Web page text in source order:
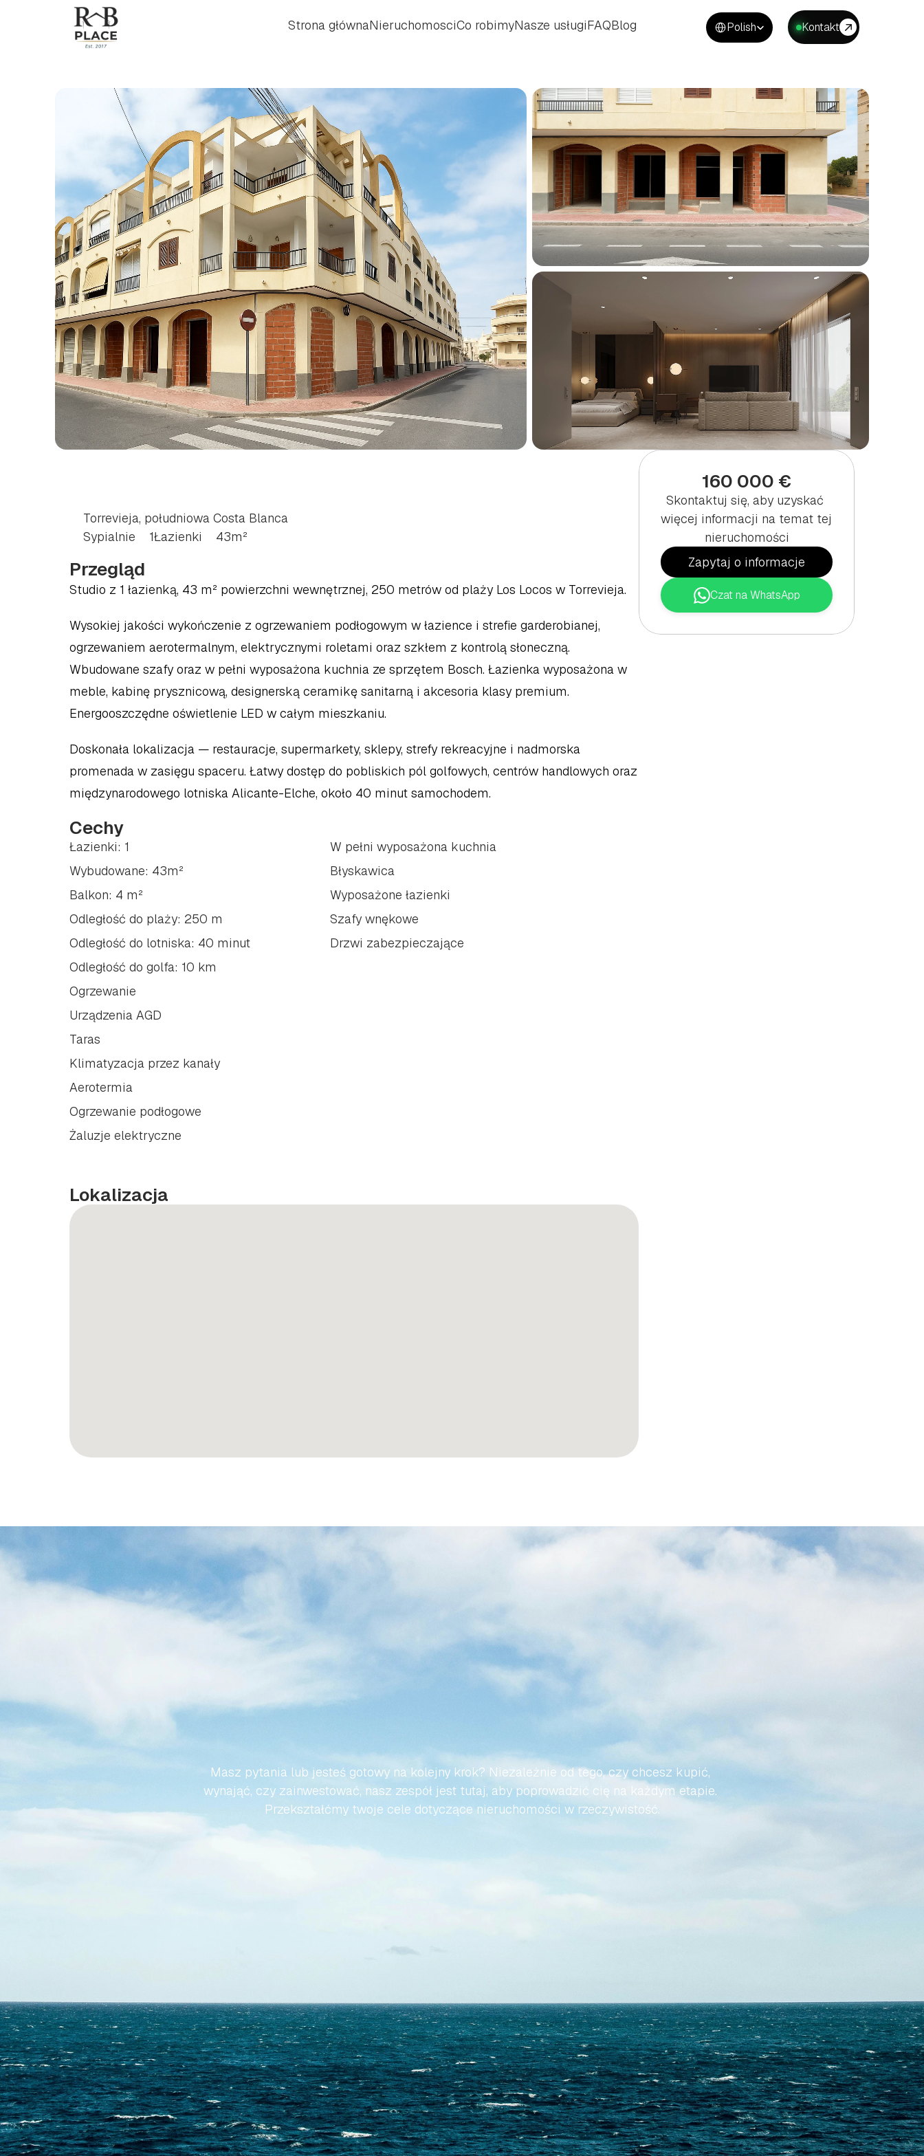
Select Language
Polish Kontakt
Strona głównaNieruchomosciCo robimyNasze usługiFAQBlog
Torrevieja, południowa Costa Blanca
Sypialnie
1Łazienki 43m²
Przegląd
Studio z 1 łazienką, 43 m² powierzchni wewnętrznej, 250 metrów od plaży Los Locos w Torrevieja.
Wysokiej jakości wykończenie z ogrzewaniem podłogowym w łazience i strefie garderobianej,
ogrzewaniem aerotermalnym, elektrycznymi roletami oraz szkłem z kontrolą słoneczną.
Wbudowane szafy oraz w pełni wyposażona kuchnia ze sprzętem Bosch. Łazienka wyposażona w
meble, kabinę prysznicową, designerską ceramikę sanitarną i akcesoria klasy premium.
Energooszczędne oświetlenie LED w całym mieszkaniu.
Doskonała lokalizacja — restauracje, supermarkety, sklepy, strefy rekreacyjne i nadmorska
promenada w zasięgu spaceru. Łatwy dostęp do pobliskich pól golfowych, centrów handlowych oraz
międzynarodowego lotniska Alicante-Elche, około 40 minut samochodem.
Cechy
Łazienki: 1
Wybudowane: 43m²
Balkon: 4 m²
Odległość do plaży: 250 m
Odległość do lotniska: 40 minut
Odległość do golfa: 10 km
Ogrzewanie
Urządzenia AGD
Taras
Klimatyzacja przez kanały
Aerotermia
Ogrzewanie podłogowe
Żaluzje elektryczne
W pełni wyposażona kuchnia
Błyskawica
Wyposażone łazienki
Szafy wnękowe
Drzwi zabezpieczające
Lokalizacja
160 000 €
Skontaktuj się, aby uzyskać
więcej informacji na temat tej
nieruchomości
Zapytaj o informacje
Czat na WhatsApp
SPRAWMY, TWOJA PODRÓŻ
HISZPAŃSKIEJ
NIERUCHOMOŚCI BYŁA
BEZWYSIŁKOWA
Masz pytania lub jesteś gotowy na kolejny krok? Niezależnie od tego, czy chcesz kupić,
wynająć, czy zainwestować, nasz zespół jest tutaj, aby poprowadzić cię na każdym etapie.
Przekształćmy twoje cele dotyczące nieruchomości w rzeczywistość.
Skontaktuj się z nami